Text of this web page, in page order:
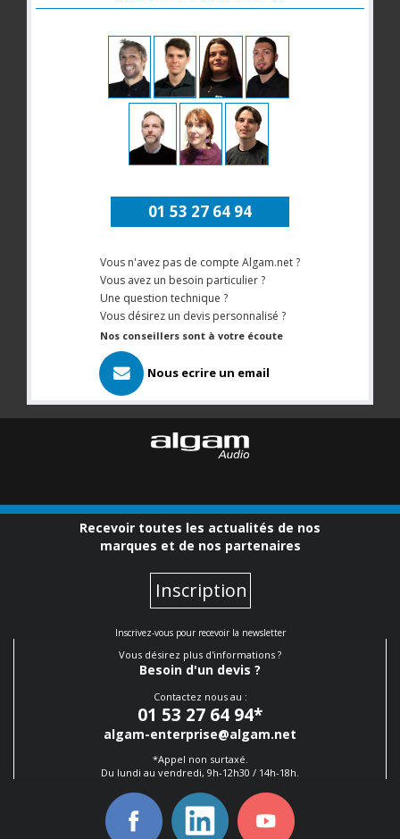
01 53 27 64 94
Vous n'avez pas de compte Algam.net ?
Vous avez un besoin particulier ?
Une question technique ?
Vous désirez un devis personnalisé ?
Nos conseillers sont à votre écoute
Nous ecrire un email
Recevoir toutes les actualités de nos
marques et de nos partenaires
Inscription
Inscrivez-vous pour recevoir la newsletter
Vous désirez plus d'informations ?
Besoin d'un devis ?
Contactez nous au :
01 53 27 64 94*
algam-enterprise@algam.net
*Appel non surtaxé.
Du lundi au vendredi, 9h-12h30 / 14h-18h.